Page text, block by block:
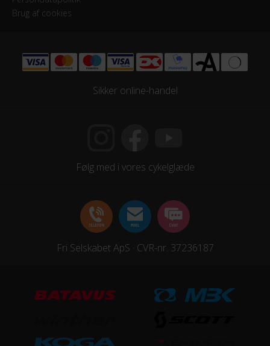
Brug af cookies
Sikker online-handel
Følg med i vores cykelglæde
Fri Selskabet ApS · CVR-nr. 37236187